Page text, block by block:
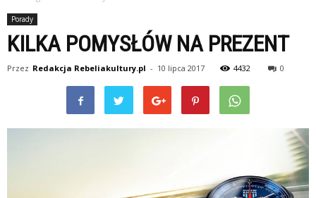
Porady
KILKA POMYSŁÓW NA PREZENT
Przez Redakcja Rebeliakultury.pl - 10 lipca 2017 4432 0